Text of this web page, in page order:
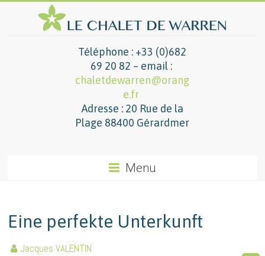
Téléphone : +33 (0)682
69 20 82 – email :
chaletdewarren@orang
e.fr
Adresse : 20 Rue de la
Plage 88400 Gérardmer
Menu
Eine perfekte Unterkunft
Jacques VALENTIN